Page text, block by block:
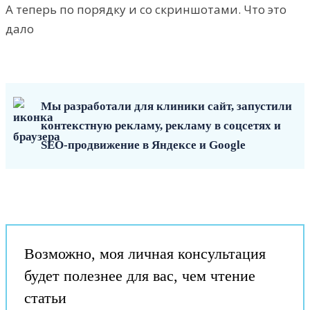
А теперь по порядку и со скриншотами. Что это
дало
Мы разработали для клиники сайт, запустили
контекстную рекламу, рекламу в соцсетях и
SEO-продвижение в Яндексе и Google
Возможно, моя личная консультация
будет полезнее для вас, чем чтение
статьи